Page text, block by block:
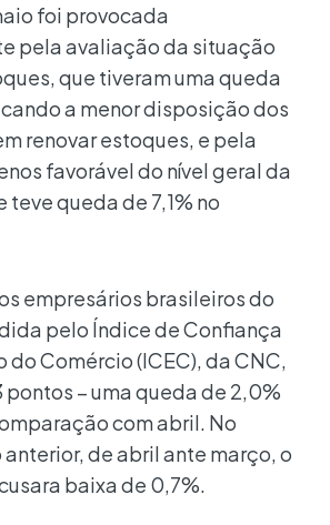
foi provocada
pela avaliação da situação
que tiveram uma queda
a menor disposição dos
renovar estoques, e pela
favorável do nível geral da
queda de 7,1% no
empresários brasileiros do
pelo Índice de Confiança
do Comércio (ICEC), da CNC,
pontos – uma queda de 2,0%
com abril. No
de abril ante março, o
baixa de 0,7%.